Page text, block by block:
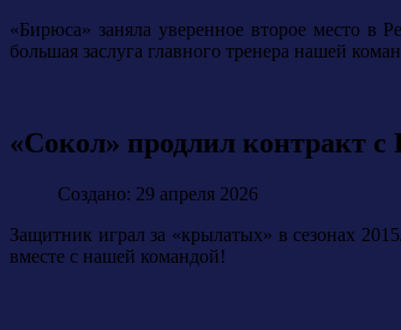
«Бирюса» заняла уверенное второе место в
большая заслуга главного тренера нашей
«Сокол» продлил контракт
Создано: 29 апреля 2026
Защитник играл за «крылатых» в сезонах
вместе с нашей командой!